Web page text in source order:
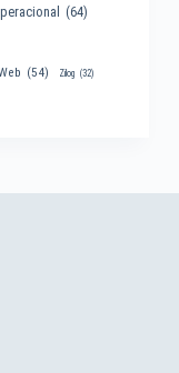
(64)
(54) Zilog (32)